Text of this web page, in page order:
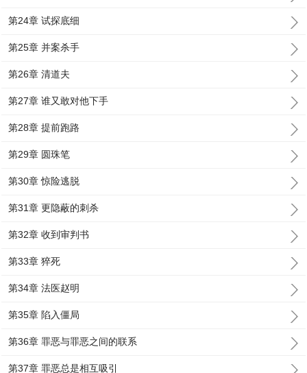
第24章 试探底细
第25章 并案杀手
第26章 清道夫
第27章 谁又敢对他下手
第28章 提前跑路
第29章 圆珠笔
第30章 惊险逃脱
第31章 更隐蔽的刺杀
第32章 收到审判书
第33章 猝死
第34章 法医赵明
第35章 陷入僵局
第36章 罪恶与罪恶之间的联系
第37章 罪恶总是相互吸引